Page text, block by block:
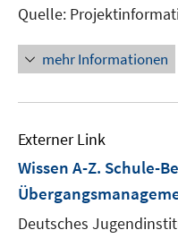
Quelle:
mehr Informationen
Externer Link
Wissen A-Z. Schule-
Deutsches